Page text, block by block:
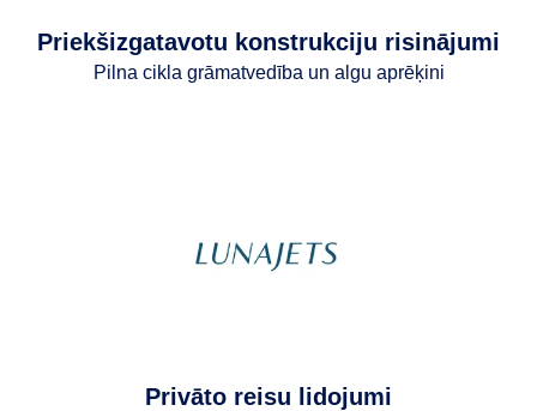
Priekšizgatavotu konstrukciju risinājumi
Pilna cikla grāmatvedība un algu aprēķini
Privāto reisu lidojumi